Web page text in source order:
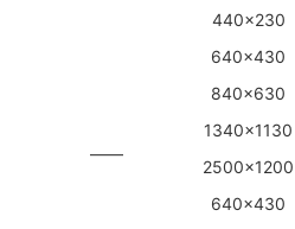
——
440x230
640x430
840x630
1340x1130
2500x1200
640x430